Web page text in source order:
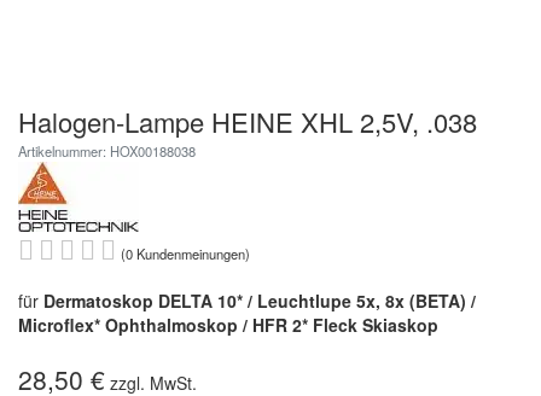
Halogen-Lampe HEINE XHL 2,5V, .038
Artikelnummer: HOX00188038
(0 Kundenmeinungen)
für Dermatoskop DELTA 10* / Leuchtlupe 5x, 8x (BETA) /
Microflex* Ophthalmoskop / HFR 2* Fleck Skiaskop
28,50 € zzgl. MwSt.